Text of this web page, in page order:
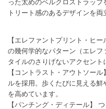
った太めのベルクロストラッ
トリート感のあるデザインを両
【エレファントプリント・ヒ
の幾何学的なパターン（エレ
タイルのさりげないアクセント
【コントラスト・アウトソー
ルを採用。歩くたびに見える
を高めています。
【パンチング・ディテール】